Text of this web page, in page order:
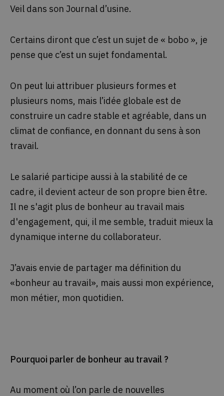
Veil dans son Journal d’usine.
Certains diront que c’est un sujet de « bobo », je
pense que c’est un sujet fondamental.
On peut lui attribuer plusieurs formes et
plusieurs noms, mais l’idée globale est de
construire un cadre stable et agréable, dans un
climat de confiance, en donnant du sens à son
travail.
Le salarié participe aussi à la stabilité de ce
cadre, il devient acteur de son propre bien être.
Il ne s'agit plus de bonheur au travail mais
d'engagement, qui, il me semble, traduit mieux la
dynamique interne du collaborateur.
J’avais envie de partager ma définition du
«bonheur au travail», mais aussi mon expérience,
mon métier, mon quotidien.
Pourquoi parler de bonheur au travail ?
Au moment où l’on parle de nouvelles